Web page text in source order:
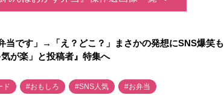
当です」→「え？どこ？」まさかの発想にSNS爆笑も
が楽」と投稿者』特集へ
ド #おもしろ #SNS人気 #お弁当